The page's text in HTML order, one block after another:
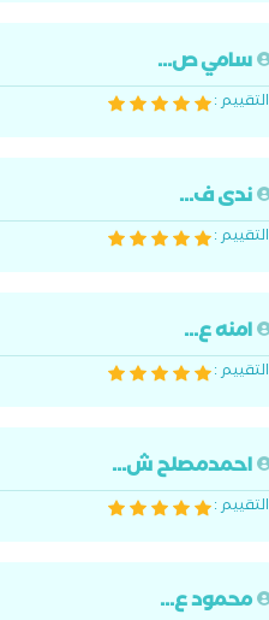
سامي ص...
التقييم :
ندى ف...
التقييم :
امنه ع...
التقييم :
احمدمصلح ش...
التقييم :
محمود ع...